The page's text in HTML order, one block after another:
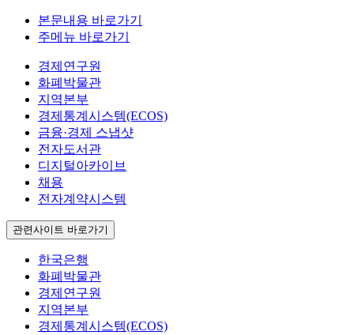
본문내용 바로가기
주메뉴 바로가기
경제연구원
화폐박물관
지역본부
경제통계시스템(ECOS)
금융·경제 스냅샷
전자도서관
디지털아카이브
채용
전자계약시스템
관련사이트 바로가기
한국은행
화폐박물관
경제연구원
지역본부
경제통계시스템(ECOS)